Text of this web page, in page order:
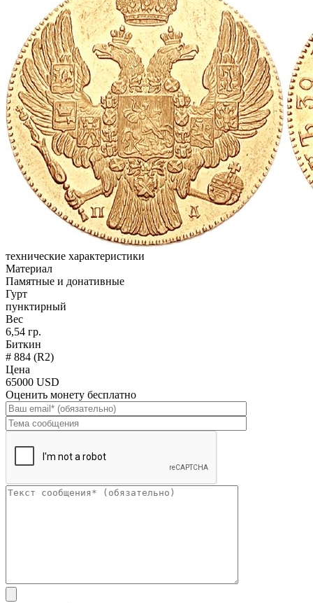
технические характеристики
Материал
Памятные и донативные
Гурт
пунктирный
Вес
6,54 гр.
Биткин
# 884 (R2)
Цена
65000 USD
Оценить монету бесплатно